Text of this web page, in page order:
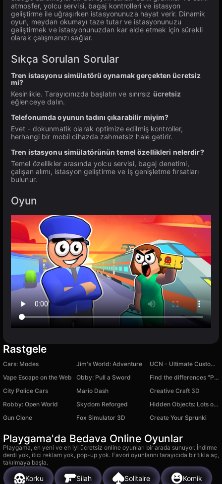
atmosfer, yolcu servisi, bagaj kontrolleri ve istasyon
geliştirme ile uğraşırken istasyonunuza hayat verir. Dinamik
oyun, meydan okumayı taze tutar ve istasyonunuzu
geliştirmek ve istasyonunuzdan kar elde etmek için sürekli
olarak çalışmanızı sağlar.
Sıkça Sorulan Sorular
Tren istasyonu simülatörü oynamak gerçekten ücretsiz
mi?
Kesinlikle. Tarayıcınızda başlatın ve sınırsız ücretsiz
eğlenceye dalın.
Telefonumda oyunun tadını çıkarabilir miyim?
Evet - dokunmatik olarak optimize edilmiş kontroller,
herhangi bir mobil cihazda zahmetsiz hale getirir.
Tren istasyonu simülatörünün temel özellikleri nelerdir?
Temel özellikler arasında yolcu servisi, bagaj denetimi,
çalışan alımı, istasyon geliştirme ve iş genişletme fırsatları
bulunur.
Oyun
Rastgele
Cars: Modes Jim's World: Adventure
UCN - Ultimate Custom Night
Vape Escape on the Web
Obby: Pull a Sword
Find the differences "Paintings of the world"
City Police Cars
Mario Dash
Creative Craft 3D
Robby: Open World
Skydom Reforged
Hidden Objects: Lots of Things
Gun Clone
Fox Simulator 3D Create Your Sprunki
Playgama'da Bedava Online Oyunlar
Playgama, en yeni ve en iyi ücretsiz online oyunları bir arada sunuyor. İndirme
derdi yok, itici reklam yok, pop-up yok. Favori oyunlarını tarayıcıda bir tıkla aç,
takılmaya başla.
Korku Silah Solitaire Komik